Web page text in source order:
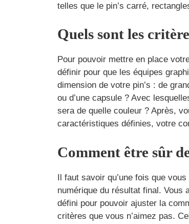
telles que le pin’s carré,
Quels sont les
Pour pouvoir mettre en place
définir pour que les équipes
dimension de votre pin’s : de
ou d’une capsule ? Avec
sera de quelle couleur ? Après,
caractéristiques définies, votre
Comment être sûr
Il faut savoir qu’une fois que
numérique du résultat final. Vous
défini pour pouvoir ajuster la
critères que vous n’aimez pas.